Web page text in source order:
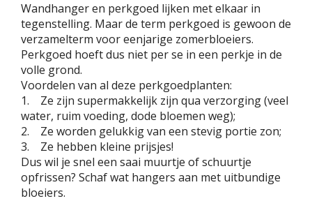
Wandhanger en perkgoed lijken met elkaar in
tegenstelling. Maar de term perkgoed is gewoon de
verzamelterm voor eenjarige zomerbloeiers.
Perkgoed hoeft dus niet per se in een perkje in de
volle grond.
Voordelen van al deze perkgoedplanten:
1. Ze zijn supermakkelijk zijn qua verzorging (veel
water, ruim voeding, dode bloemen weg);
2. Ze worden gelukkig van een stevig portie zon;
3. Ze hebben kleine prijsjes!
Dus wil je snel een saai muurtje of schuurtje
opfrissen? Schaf wat hangers aan met uitbundige
bloeiers.